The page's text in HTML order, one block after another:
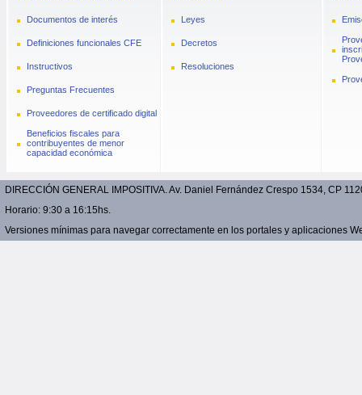
Documentos de interés
Definiciones funcionales CFE
Instructivos
Preguntas Frecuentes
Proveedores de certificado digital
Beneficios fiscales para
contribuyentes de menor
capacidad económica
Leyes
Decretos
Resoluciones
DIRECCIÓN GENERAL IMPOSITIVA. Av. Daniel Fernández Crespo 1534, CP
Horario: 9:30 a 16:15hs.
Versiones mínimas para navegar correctamente en los portales y aplicaciones